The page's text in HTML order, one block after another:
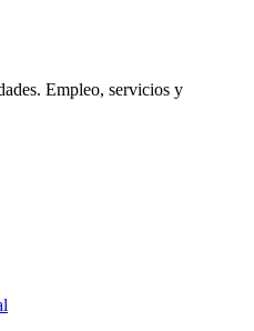
Empleo, servicios y